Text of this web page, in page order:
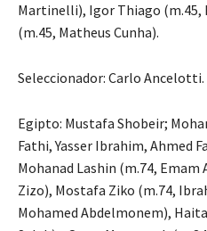
Martinelli), Igor Thiago (m.45,
(m.45, Matheus Cunha).
Seleccionador: Carlo Ancelotti.
Egipto: Mustafa Shobeir;
Fathi, Yasser Ibrahim, Ahmed
Mohanad Lashin (m.74,
Zizo), Mostafa Ziko (m.74,
Mohamed Abdelmonem),